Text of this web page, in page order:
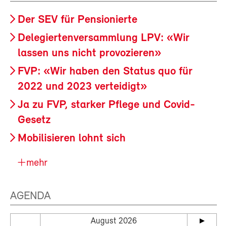
Der SEV für Pensionierte
Delegiertenversammlung LPV: «Wir
lassen uns nicht provozieren»
FVP: «Wir haben den Status quo für
2022 und 2023 verteidigt»
Ja zu FVP, starker Pflege und Covid-
Gesetz
Mobilisieren lohnt sich
mehr
AGENDA
August 2026